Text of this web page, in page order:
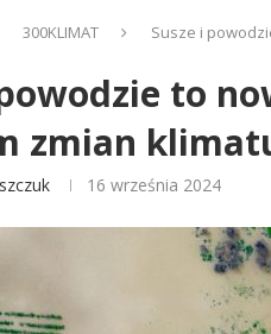
300KLIMAT Susze i
to
zmian
16 września 2024